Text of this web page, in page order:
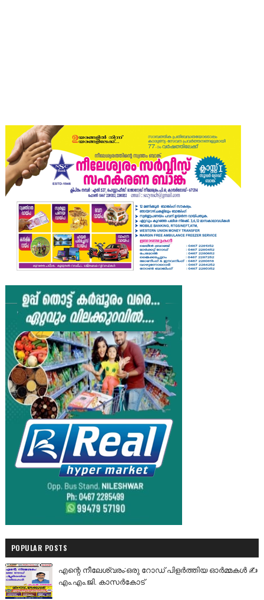
POPULAR POSTS
എന്റെ നീലേശ്വരം:ഒരു റോഡ് പിളർത്തിയ ഓർമ്മകൾ ✍️
എം.എം.ജി. കാസർകോട്